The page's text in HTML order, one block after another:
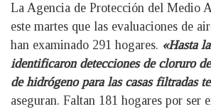
La Agencia de Protección del Medio
este martes que las evaluaciones de
han examinado 291 hogares. «Hasta
identificaron detecciones de cloruro
de hidrógeno para las casas filtradas
aseguran. Faltan 181 hogares por ser